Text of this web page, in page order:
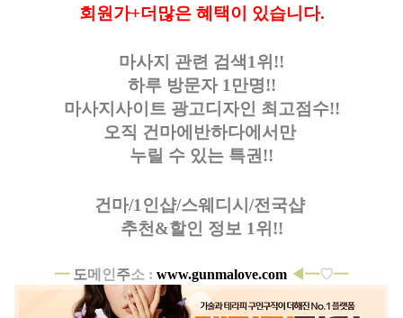
회원가+더많은 혜택이 있습니다.
마사지 관련 검색1위!!
하루 방문자 1만명!!
마사지사이트 광고디자인 최고점수!!
오직 건마에반하다에서만
누릴 수 있는 특권!!
건마/1인샵/스웨디시/전국샵
추천&할인 정보 1위!!
━ 도메 인 주소 : www.gunmalove.com ◀━♡━